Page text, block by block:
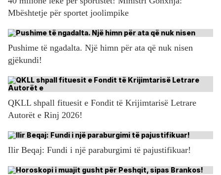
Mbështetje për sportet joolimpike
Pushime të ngadalta. Një himn për ata që nuk nisen
gjëkundi!
QKLL shpall fituesit e Fondit të Krijimtarisë Letrare
Autorët e Rinj 2026!
Ilir Beqaj: Fundi i një paraburgimi të pajustifikuar!